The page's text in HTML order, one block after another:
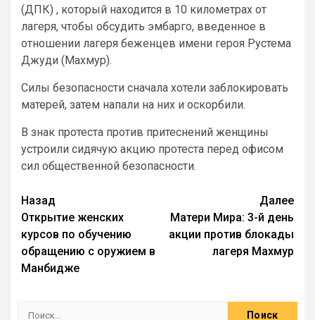
(ДПК) , который находится в 10 километрах от
лагеря, чтобы обсудить эмбарго, введенное в
отношении лагеря беженцев имени героя Рустема
Джуди (Махмур).
Силы безопасности сначала хотели заблокировать
матерей, затем напали на них и оскорбили.
В знак протеста против притеснений женщины
устроили сидячую акцию протеста перед офисом
сил общественной безопасности.
Назад
Открытие женских
курсов по обучению
обращению с оружием в
Манбидже
Далее
Матери Мира: 3-й день
акции против блокады
лагеря Махмур